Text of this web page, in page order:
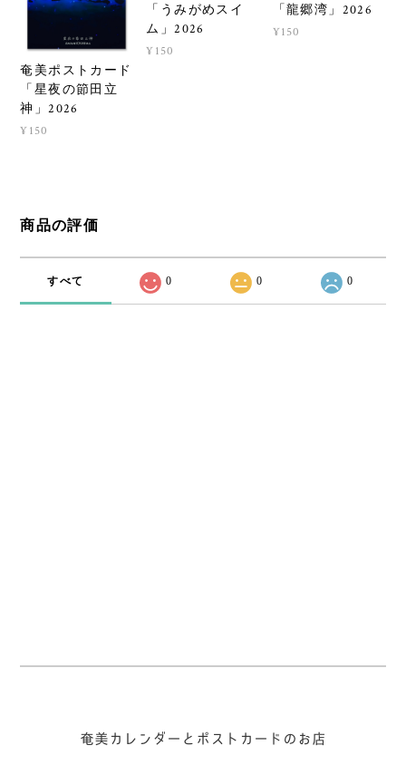
奄美ポストカード
「星夜の節田立
神」2026
¥150
「うみがめスイ
ム」2026
¥150
「龍郷湾」2026
¥150
商品の評価
すべて 0 0 0